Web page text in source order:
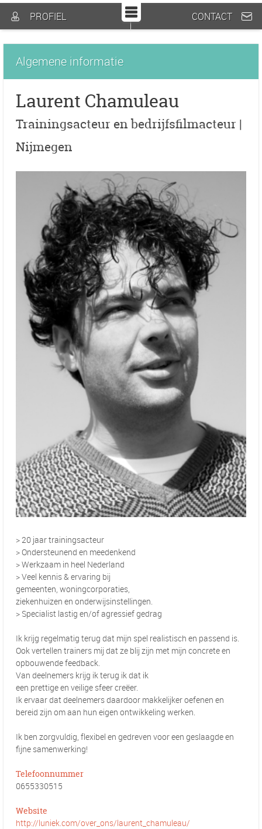
PROFIEL CONTACT
Algemene informatie
Laurent Chamuleau
Trainingsacteur en bedrijfsfilmacteur |
Nijmegen
> 20 jaar trainingsacteur
> Ondersteunend en meedenkend
> Werkzaam in heel Nederland
> Veel kennis & ervaring bij
gemeenten, woningcorporaties,
ziekenhuizen en onderwijsinstellingen.
> Specialist lastig en/of agressief gedrag
Ik krijg regelmatig terug dat mijn spel realistisch en passend is.
Ook vertellen trainers mij dat ze blij zijn met mijn concrete en
opbouwende feedback.
Van deelnemers krijg ik terug ik dat ik
een prettige en veilige sfeer creëer.
Ik ervaar dat deelnemers daardoor makkelijker oefenen en
bereid zijn om aan hun eigen ontwikkeling werken.
Ik ben zorgvuldig, flexibel en gedreven voor een geslaagde en
fijne samenwerking!
Telefoonnummer
0655330515
Website
http://luniek.com/over_ons/laurent_chamuleau/